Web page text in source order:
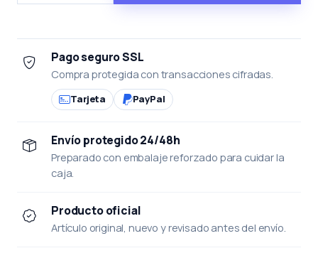
Pago seguro SSL
Compra protegida con transacciones cifradas.
Tarjeta PayPal
Envío protegido 24/48h
Preparado con embalaje reforzado para cuidar la
caja.
Producto oficial
Artículo original, nuevo y revisado antes del envío.